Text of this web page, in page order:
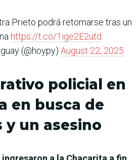
Prieto podrá retomarse tras un
https://t.co/1ige2E2utd
(@hoypy) August 22, 2025
policial en
en busca de
un asesino